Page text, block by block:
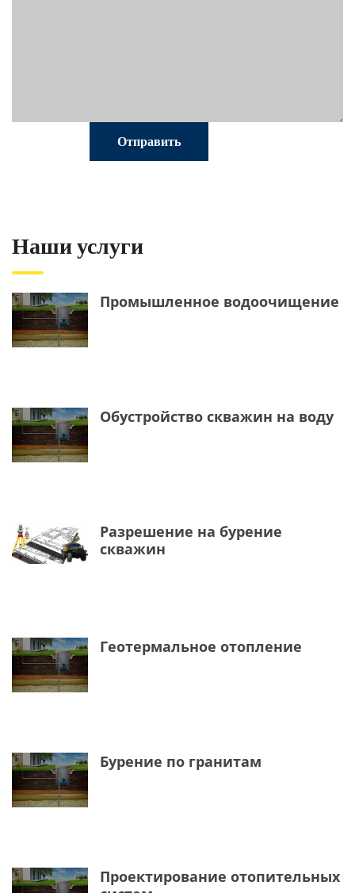
Наши услуги
Промышленное водоочищение
Обустройство скважин на воду
Разрешение на бурение
скважин
Геотермальное отопление
Бурение по гранитам
Проектирование отопительных